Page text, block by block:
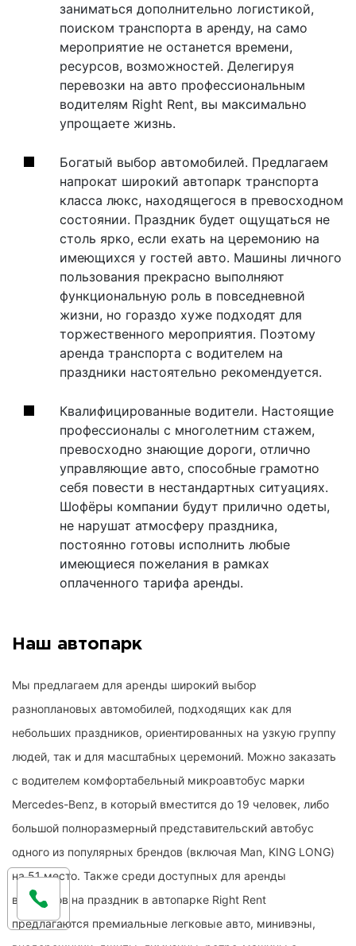
заниматься дополнительно логистикой,
поиском транспорта в аренду, на само
мероприятие не останется времени,
ресурсов, возможностей. Делегируя
перевозки на авто профессиональным
водителям Right Rent, вы максимально
упрощаете жизнь.
Богатый выбор автомобилей. Предлагаем
напрокат широкий автопарк транспорта
класса люкс, находящегося в превосходном
состоянии. Праздник будет ощущаться не
столь ярко, если ехать на церемонию на
имеющихся у гостей авто. Машины личного
пользования прекрасно выполняют
функциональную роль в повседневной
жизни, но гораздо хуже подходят для
торжественного мероприятия. Поэтому
аренда транспорта с водителем на
праздники настоятельно рекомендуется.
Квалифицированные водители. Настоящие
профессионалы с многолетним стажем,
превосходно знающие дороги, отлично
управляющие авто, способные грамотно
себя повести в нестандартных ситуациях.
Шофёры компании будут прилично одеты,
не нарушат атмосферу праздника,
постоянно готовы исполнить любые
имеющиеся пожелания в рамках
оплаченного тарифа аренды.
Наш автопарк
Мы предлагаем для аренды широкий выбор
разноплановых автомобилей, подходящих как для
небольших праздников, ориентированных на узкую группу
людей, так и для масштабных церемоний. Можно заказать
с водителем комфортабельный микроавтобус марки
Mercedes-Benz, в который вместится до 19 человек, либо
большой полноразмерный представительский автобус
одного из популярных брендов (включая Man, KING LONG)
на 51 место. Также среди доступных для аренды
вариантов на праздник в автопарке Right Rent
предлагаются премиальные легковые авто, минивэны,